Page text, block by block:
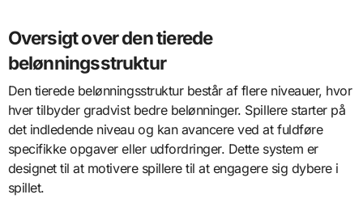
Oversigt over den tierede
belønningsstruktur
Den tierede belønningsstruktur består af flere niveauer, hvor
hver tilbyder gradvist bedre belønninger. Spillere starter på
det indledende niveau og kan avancere ved at fuldføre
specifikke opgaver eller udfordringer. Dette system er
designet til at motivere spillere til at engagere sig dybere i
spillet.